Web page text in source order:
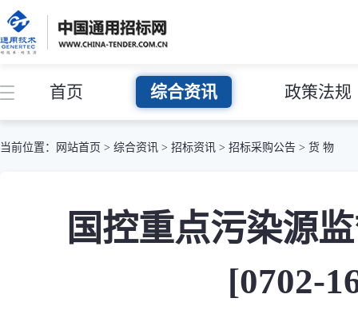
首页 综合资讯 政策法规
当前位置： 网站首页 > 综合资讯 > 招标资讯 > 招标采购公告 > 货 物
国控重点污染源
[0702-